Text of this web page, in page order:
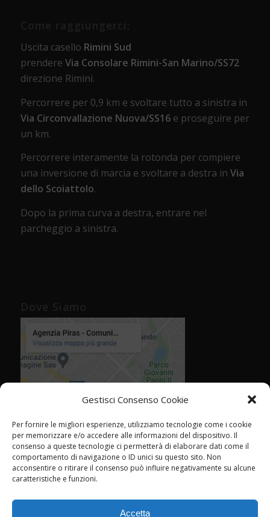
Gestisci Consenso Cookie
Per fornire le migliori esperienze, utilizziamo tecnologie come i cookie
per memorizzare e/o accedere alle informazioni del dispositivo. Il
consenso a queste tecnologie ci permetterà di elaborare dati come il
comportamento di navigazione o ID unici su questo sito. Non
acconsentire o ritirare il consenso può influire negativamente su alcune
caratteristiche e funzioni.
Accetta
Uscita casello Rimini Sud
prendere Via Consolare Rimini-San Marino/SS72
direzione Rimini.
Percorrere per 0,9 km e svoltare tutto a sinistra in
Via Circonvallazione Nuova/SS16e proseguire per
un km.
Percorrere interamente la rotonda per compiere
una inversione di marcia e svoltare a destra in Via
dello Scoiattolo.
Dopo la prima curva a destra, entrare nel
parcheggio a sinistra.